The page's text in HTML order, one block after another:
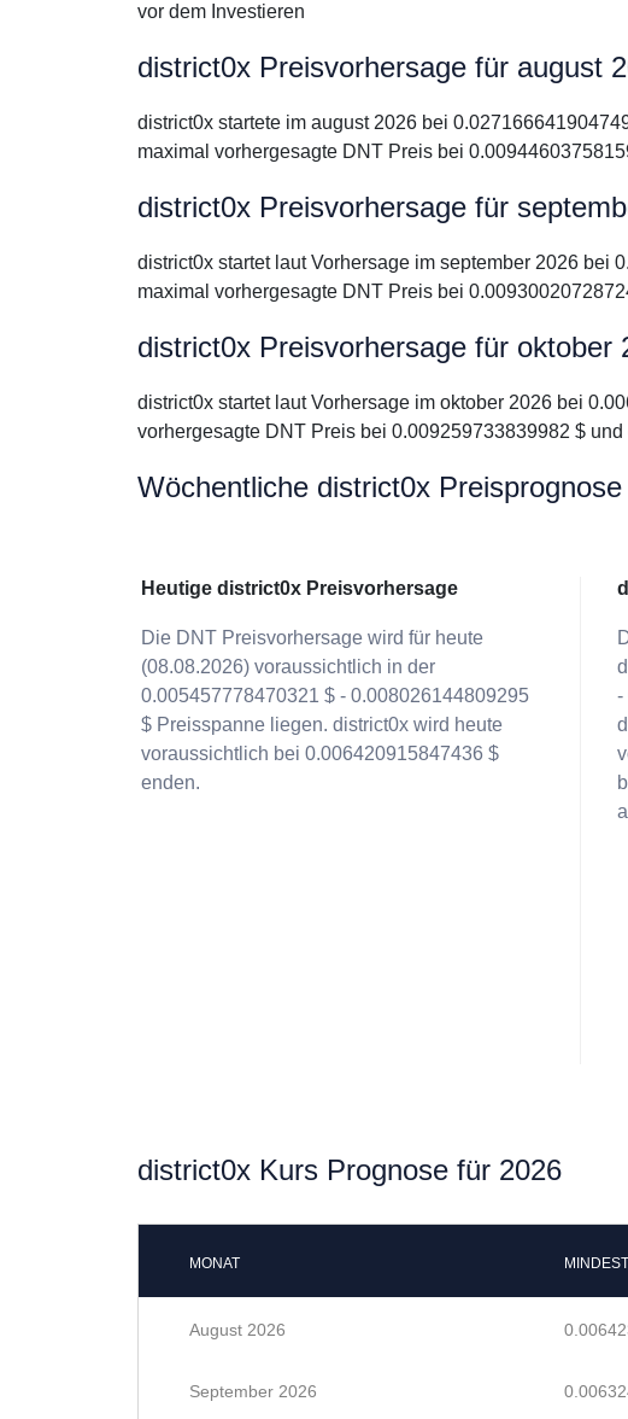
vor dem Investieren
district0x Preisvorhersage für august
district0x startete im august 2026 bei
maximal vorhergesagte DNT Preis bei
district0x Preisvorhersage für
district0x startet laut Vorhersage im september 2026 bei
maximal vorhergesagte DNT Preis bei
district0x Preisvorhersage für oktober
district0x startet laut Vorhersage im oktober 2026 bei
vorhergesagte DNT Preis bei 0.009259733839982 $
Wöchentliche district0x Preisprognose
Heutige district0x Preisvorhersage
Die DNT Preisvorhersage wird für heute
(08.08.2026) voraussichtlich in der
0.005457778470321 $ - 0.008026144809295
$ Preisspanne liegen. district0x wird heute
voraussichtlich bei 0.006420915847436 $
enden.
-
district0x Kurs Prognose für 2026
MONAT
August 2026
September 2026